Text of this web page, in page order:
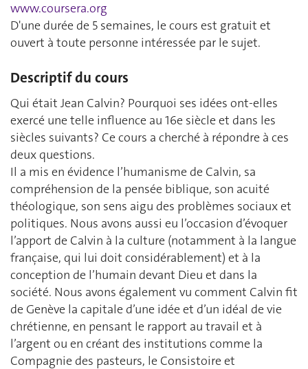
www.coursera.org
D'une durée de 5 semaines, le cours est gratuit et
ouvert à toute personne intéressée par le sujet.
Descriptif du cours
Qui était Jean Calvin? Pourquoi ses idées ont-elles
exercé une telle influence au 16e siècle et dans les
siècles suivants? Ce cours a cherché à répondre à ces
deux questions.
Il a mis en évidence l’humanisme de Calvin, sa
compréhension de la pensée biblique, son acuité
théologique, son sens aigu des problèmes sociaux et
politiques. Nous avons aussi eu l’occasion d’évoquer
l’apport de Calvin à la culture (notamment à la langue
française, qui lui doit considérablement) et à la
conception de l’humain devant Dieu et dans la
société. Nous avons également vu comment Calvin fit
de Genève la capitale d’une idée et d’un idéal de vie
chrétienne, en pensant le rapport au travail et à
l’argent ou en créant des institutions comme la
Compagnie des pasteurs, le Consistoire et